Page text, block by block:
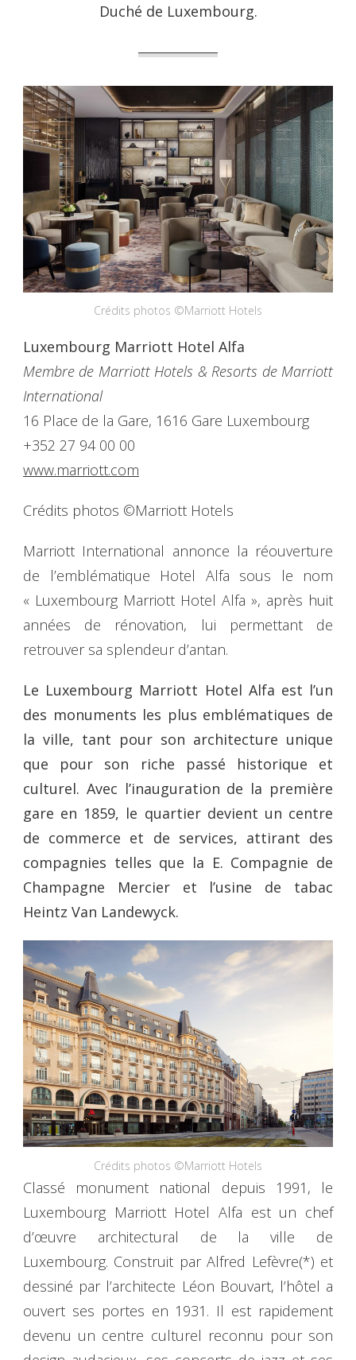
Duché de Luxembourg.
Crédits photos ©Marriott Hotels
Luxembourg Marriott Hotel Alfa
Membre de Marriott Hotels & Resorts de Marriott
International
16 Place de la Gare, 1616 Gare Luxembourg
+352 27 94 00 00
www.marriott.com
Crédits photos ©Marriott Hotels
Marriott International annonce la réouverture
de l’emblématique Hotel Alfa sous le nom
« Luxembourg Marriott Hotel Alfa », après huit
années de rénovation, lui permettant de
retrouver sa splendeur d’antan.
Le Luxembourg Marriott Hotel Alfa est l’un
des monuments les plus emblématiques de
la ville, tant pour son architecture unique
que pour son riche passé historique et
culturel. Avec l’inauguration de la première
gare en 1859, le quartier devient un centre
de commerce et de services, attirant des
compagnies telles que la E. Compagnie de
Champagne Mercier et l’usine de tabac
Heintz Van Landewyck.
Crédits photos ©Marriott Hotels
Classé monument national depuis 1991, le
Luxembourg Marriott Hotel Alfa est un chef
d’œuvre architectural de la ville de
Luxembourg. Construit par Alfred Lefèvre(*) et
dessiné par l’architecte Léon Bouvart, l’hôtel a
ouvert ses portes en 1931. Il est rapidement
devenu un centre culturel reconnu pour son